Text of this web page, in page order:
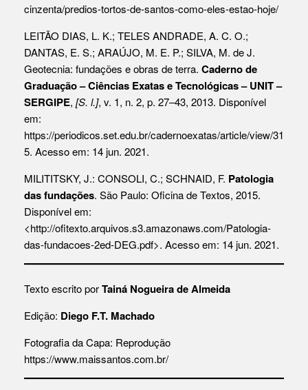
cinzenta/predios-tortos-de-santos-como-eles-estao-hoje/
LEITÃO DIAS, L. K.; TELES ANDRADE, A. C. O.;
DANTAS, E. S.; ARAÚJO, M. E. P.; SILVA, M. de J.
Geotecnia: fundações e obras de terra. Caderno de
Graduação – Ciências Exatas e Tecnológicas – UNIT –
SERGIPE, [S. l.], v. 1, n. 2, p. 27–43, 2013. Disponível
em:
https://periodicos.set.edu.br/cadernoexatas/article/view/31
5. Acesso em: 14 jun. 2021.
MILITITSKY, J.: CONSOLI, C.; SCHNAID, F. Patologia
das fundações. São Paulo: Oficina de Textos, 2015.
Disponível em:
<http://ofitexto.arquivos.s3.amazonaws.com/Patologia-
das-fundacoes-2ed-DEG.pdf>. Acesso em: 14 jun. 2021.
Texto escrito porTainá Nogueira de Almeida
Edição: Diego F.T. Machado
Fotografia da Capa: Reprodução
https://www.maissantos.com.br/